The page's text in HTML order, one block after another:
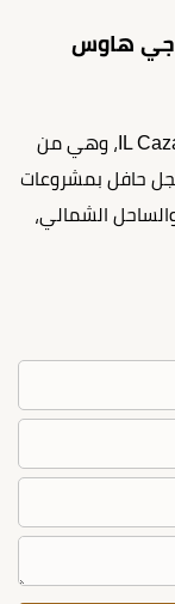
جي هاوس
المشروع من تطوير شركة IL Cazar Developments، وهي من
حافل بمشروعات
الشمالي،